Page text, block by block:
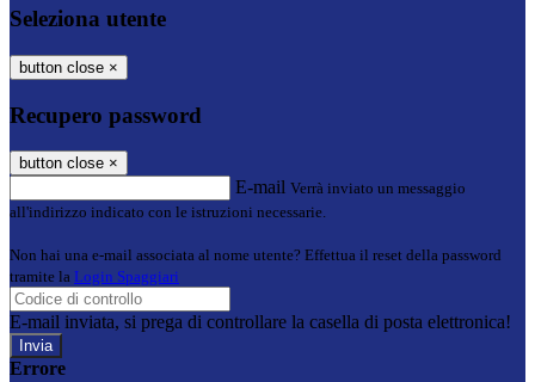
Seleziona utente
button close ×
Recupero password
button close ×
E-mail Verrà inviato un messaggio
all'indirizzo indicato con le istruzioni necessarie.
Non hai una e-mail associata al nome utente? Effettua il reset della password
tramite la Login Spaggiari
E-mail inviata, si prega di controllare la casella di posta elettronica!
Errore